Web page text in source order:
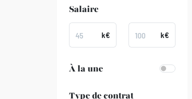
Salaire
k€ k€
À la une
Type de contrat